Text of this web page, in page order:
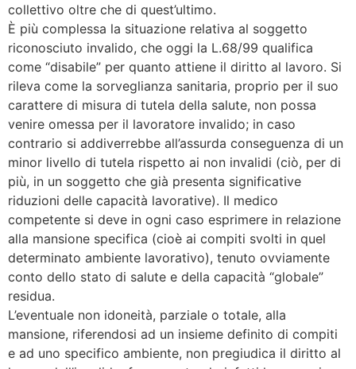
collettivo oltre che di quest’ultimo.
È più complessa la situazione relativa al soggetto
riconosciuto invalido, che oggi la L.68/99 qualifica
come “disabile” per quanto attiene il diritto al lavoro. Si
rileva come la sorveglianza sanitaria, proprio per il suo
carattere di misura di tutela della salute, non possa
venire omessa per il lavoratore invalido; in caso
contrario si addiverrebbe all’assurda conseguenza di un
minor livello di tutela rispetto ai non invalidi (ciò, per di
più, in un soggetto che già presenta significative
riduzioni delle capacità lavorative). Il medico
competente si deve in ogni caso esprimere in relazione
alla mansione specifica (cioè ai compiti svolti in quel
determinato ambiente lavorativo), tenuto ovviamente
conto dello stato di salute e della capacità “globale”
residua.
L’eventuale non idoneità, parziale o totale, alla
mansione, riferendosi ad un insieme definito di compiti
e ad uno specifico ambiente, non pregiudica il diritto al